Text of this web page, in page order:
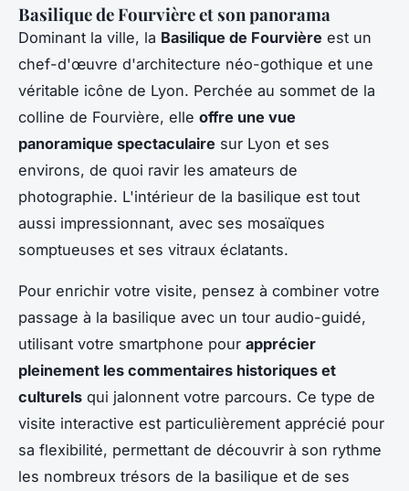
Basilique de Fourvière et son panorama
Dominant la ville, la Basilique de Fourvière est un
chef-d'œuvre d'architecture néo-gothique et une
véritable icône de Lyon. Perchée au sommet de la
colline de Fourvière, elle offre une vue
panoramique spectaculaire sur Lyon et ses
environs, de quoi ravir les amateurs de
photographie. L'intérieur de la basilique est tout
aussi impressionnant, avec ses mosaïques
somptueuses et ses vitraux éclatants.
Pour enrichir votre visite, pensez à combiner votre
passage à la basilique avec un tour audio-guidé,
utilisant votre smartphone pour apprécier
pleinement les commentaires historiques et
culturels qui jalonnent votre parcours. Ce type de
visite interactive est particulièrement apprécié pour
sa flexibilité, permettant de découvrir à son rythme
les nombreux trésors de la basilique et de ses